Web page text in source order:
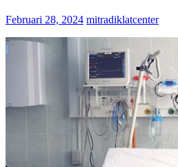
Februari 28, 2024 mitradiklatcenter